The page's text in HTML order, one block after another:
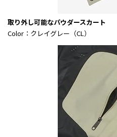
取り外し可能なパウダースカート
Color：クレイグレー（CL）